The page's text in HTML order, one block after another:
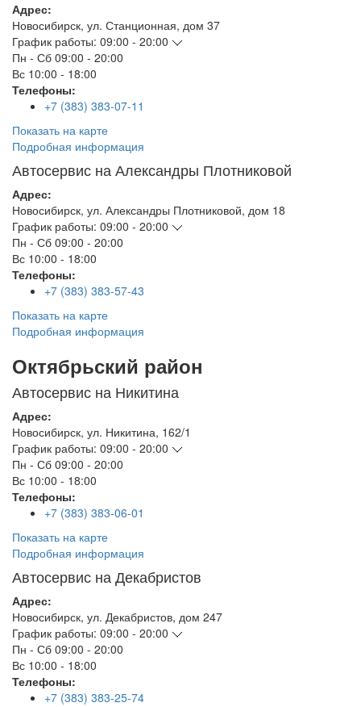
Адрес:
Новосибирск, ул. Станционная, дом 37
График работы: 09:00 - 20:00
Пн - Сб 09:00 - 20:00
Вс 10:00 - 18:00
Телефоны:
+7 (383) 383-07-11
Показать на карте
Подробная информация
Автосервис на Александры Плотниковой
Адрес:
Новосибирск, ул. Александры Плотниковой, дом 18
График работы: 09:00 - 20:00
Пн - Сб 09:00 - 20:00
Вс 10:00 - 18:00
Телефоны:
+7 (383) 383-57-43
Показать на карте
Подробная информация
Октябрьский район
Автосервис на Никитина
Адрес:
Новосибирск, ул. Никитина, 162/1
График работы: 09:00 - 20:00
Пн - Сб 09:00 - 20:00
Вс 10:00 - 18:00
Телефоны:
+7 (383) 383-06-01
Показать на карте
Подробная информация
Автосервис на Декабристов
Адрес:
Новосибирск, ул. Декабристов, дом 247
График работы: 09:00 - 20:00
Пн - Сб 09:00 - 20:00
Вс 10:00 - 18:00
Телефоны:
+7 (383) 383-25-74